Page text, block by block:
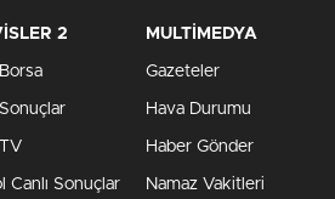
2
Canlı Sonuçlar
MULTİMEDYA
Gazeteler
Hava Durumu
Haber Gönder
Namaz Vakitleri